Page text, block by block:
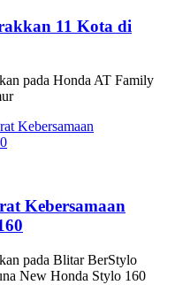
11 Kota di
pada Honda AT Family
Kebersamaan
pada Blitar BerStylo
New Honda Stylo 160